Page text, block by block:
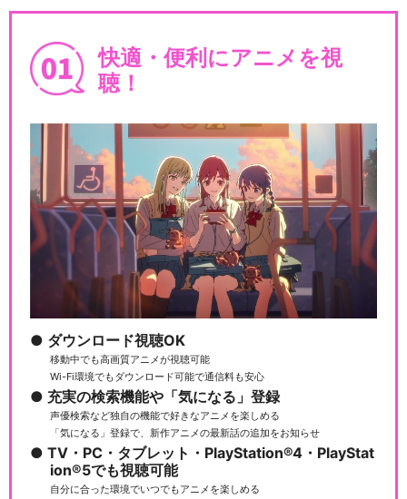
快適・便利にアニメを視
聴！
ダウンロード視聴OK
移動中でも高画質アニメが視聴可能
Wi-Fi環境でもダウンロード可能で通信料も安心
充実の検索機能や「気になる」登録
声優検索など独自の機能で好きなアニメを楽しめる
「気になる」登録で、新作アニメの最新話の追加をお知らせ
TV・PC・タブレット・PlayStation®4・PlayStat
ion®5でも視聴可能
自分に合った環境でいつでもアニメを楽しめる